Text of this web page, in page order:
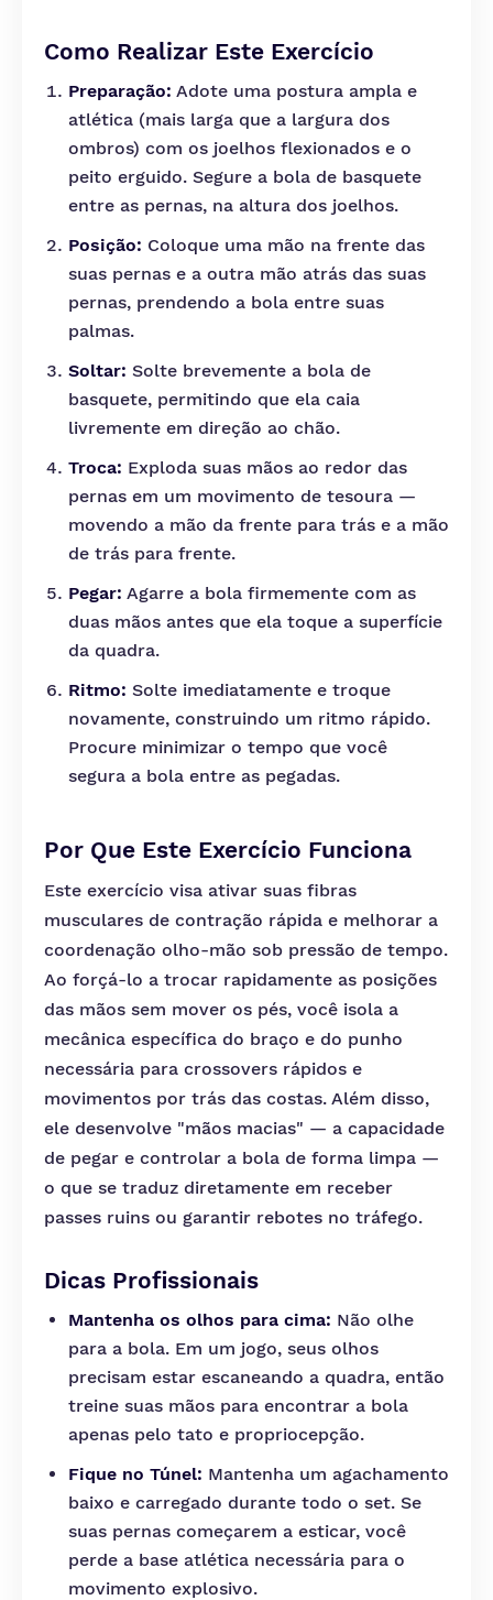
Como Realizar Este Exercício
Preparação: Adote uma postura ampla e
atlética (mais larga que a largura dos
ombros) com os joelhos flexionados e o
peito erguido. Segure a bola de basquete
entre as pernas, na altura dos joelhos.
Posição: Coloque uma mão na frente das
suas pernas e a outra mão atrás das suas
pernas, prendendo a bola entre suas
palmas.
Soltar: Solte brevemente a bola de
basquete, permitindo que ela caia
livremente em direção ao chão.
Troca: Exploda suas mãos ao redor das
pernas em um movimento de tesoura —
movendo a mão da frente para trás e a mão
de trás para frente.
Pegar: Agarre a bola firmemente com as
duas mãos antes que ela toque a superfície
da quadra.
Ritmo: Solte imediatamente e troque
novamente, construindo um ritmo rápido.
Procure minimizar o tempo que você
segura a bola entre as pegadas.
Por Que Este Exercício Funciona
Este exercício visa ativar suas fibras
musculares de contração rápida e melhorar a
coordenação olho-mão sob pressão de tempo.
Ao forçá-lo a trocar rapidamente as posições
das mãos sem mover os pés, você isola a
mecânica específica do braço e do punho
necessária para crossovers rápidos e
movimentos por trás das costas. Além disso,
ele desenvolve "mãos macias" — a capacidade
de pegar e controlar a bola de forma limpa —
o que se traduz diretamente em receber
passes ruins ou garantir rebotes no tráfego.
Dicas Profissionais
Mantenha os olhos para cima: Não olhe
para a bola. Em um jogo, seus olhos
precisam estar escaneando a quadra, então
treine suas mãos para encontrar a bola
apenas pelo tato e propriocepção.
Fique no Túnel: Mantenha um agachamento
baixo e carregado durante todo o set. Se
suas pernas começarem a esticar, você
perde a base atlética necessária para o
movimento explosivo.